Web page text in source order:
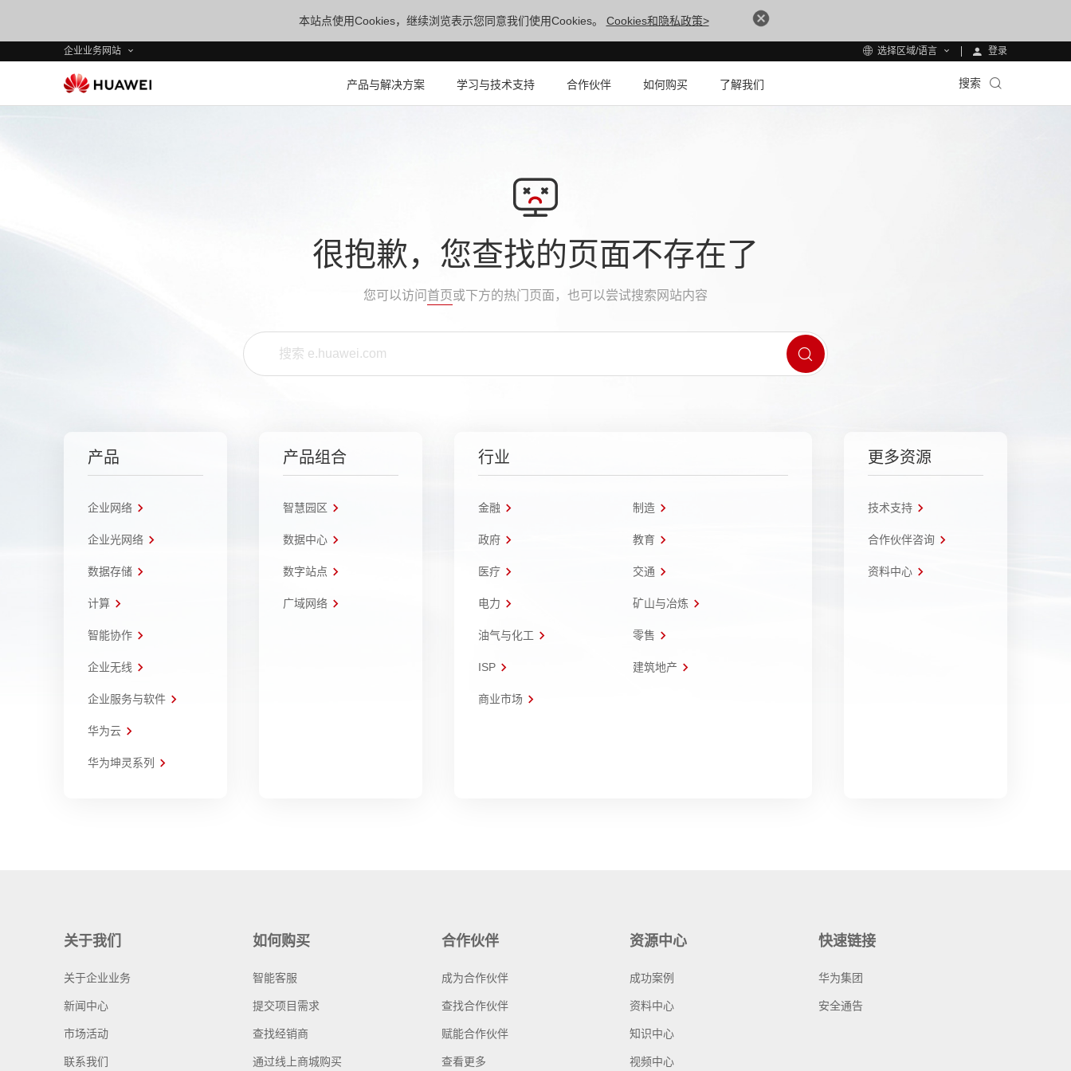
本站点使用Cookies，继续浏览表示您同意我们使用Cookies。 Cookies和隐私政策>
企业业务网站 选择区域/语言 登录
产品与解决方案 学习与技术支持 合作伙伴 如何购买 了解我们 搜索
很抱歉，您查找的页面不存在了
您可以访问 首页或下方的热门页面，也可以尝试搜索网站内容
产品
企业网络
企业光网络
数据存储
计算
智能协作
企业无线
企业服务与软件
华为云
华为坤灵系列
产品组合
智慧园区
数据中心
数字站点
广域网络
行业
金融 制造
政府 教育
医疗 交通
电力 矿山与冶炼
油气与化工 零售
ISP 建筑地产
商业市场
更多资源
技术支持
合作伙伴咨询
资料中心
关于我们
关于企业业务
新闻中心
市场活动
联系我们
如何购买
智能客服
提交项目需求
查找经销商
通过线上商城购买
合作伙伴
成为合作伙伴
查找合作伙伴
赋能合作伙伴
查看更多
资源中心
成功案例
资料中心
知识中心
视频中心
快速链接
华为集团
安全通告